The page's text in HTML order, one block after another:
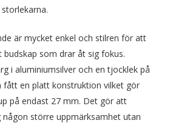
är mycket enkel och stilren för att
som drar åt sig fokus.
i aluminiumsilver och en tjocklek på
fått en platt konstruktion vilket gör
på endast 27 mm. Det gör att
större uppmärksamhet utan